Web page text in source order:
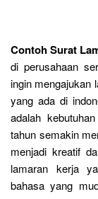
Contoh Surat
di perusahaan
ingin mengajukan
yang ada di
adalah
tahun semakin
menjadi kreatif
lamaran kerja
bahasa yang